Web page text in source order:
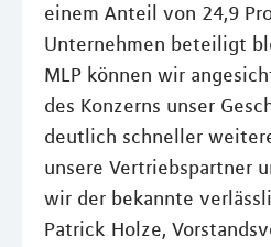
einem Anteil von 24,9
Unternehmen beteiligt
MLP können wir
des Konzerns unser
deutlich schneller
unsere Vertriebspartner
wir der bekannte
Patrick Holze,